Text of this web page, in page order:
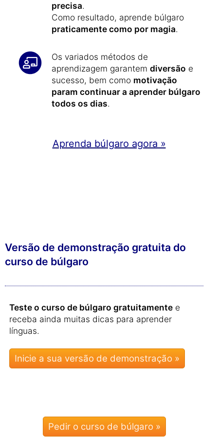
precisa.
Como resultado, aprende búlgaro
praticamente como por magia.
Os variados métodos de
aprendizagem garantem diversão e
sucesso, bem como motivação
param continuar a aprender búlgaro
todos os dias.
Aprenda búlgaro agora »
Versão de demonstração gratuita do
curso de búlgaro
Teste o curso de búlgaro gratuitamente e
receba ainda muitas dicas para aprender
línguas.
Pedir o curso de búlgaro »